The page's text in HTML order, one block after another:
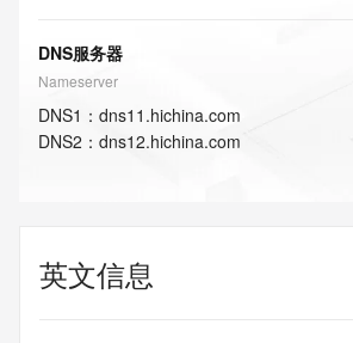
DNS服务器
Nameserver
DNS1 ： dns11.hichina.com
DNS2 ： dns12.hichina.com
英文信息